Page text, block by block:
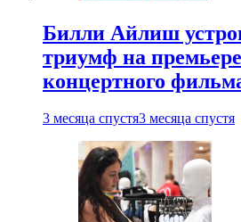
Билли Айлиш
триумф на премьере
концертного
3 месяца спустя3 месяца спустя